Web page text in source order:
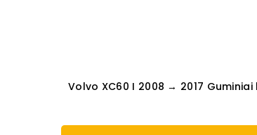
Volvo XC60 I 2008 → 2017